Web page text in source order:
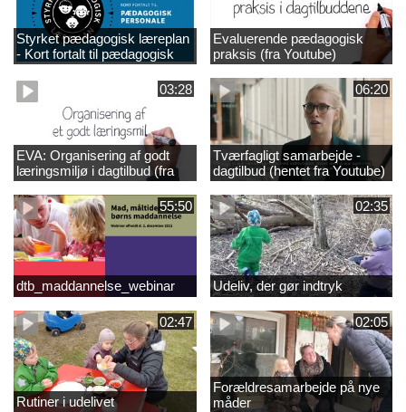
Styrket pædagogisk læreplan
- Kort fortalt til pædagogisk
personale /Youtube)
Evaluerende pædagogisk
praksis (fra Youtube)
03:28
EVA: Organisering af godt
læringsmiljø i dagtilbud (fra
Youtube)
06:20
Tværfagligt samarbejde -
dagtilbud (hentet fra Youtube)
55:50
dtb_maddannelse_webinar
02:35
Udeliv, der gør indtryk
02:47
Rutiner i udelivet
02:05
Forældresamarbejde på nye
måder